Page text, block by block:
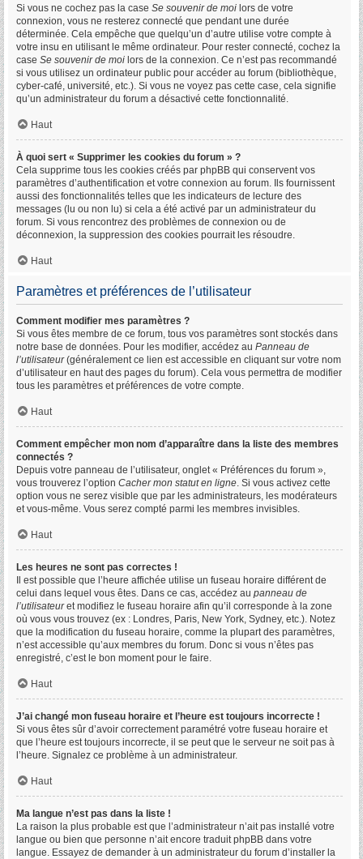
Si vous ne cochez pas la case Se souvenir de moi lors de votre
connexion, vous ne resterez connecté que pendant une durée
déterminée. Cela empêche que quelqu’un d’autre utilise votre compte à
votre insu en utilisant le même ordinateur. Pour rester connecté, cochez la
case Se souvenir de moi lors de la connexion. Ce n’est pas recommandé
si vous utilisez un ordinateur public pour accéder au forum (bibliothèque,
cyber-café, université, etc.). Si vous ne voyez pas cette case, cela signifie
qu’un administrateur du forum a désactivé cette fonctionnalité.
Haut
À quoi sert « Supprimer les cookies du forum » ?
Cela supprime tous les cookies créés par phpBB qui conservent vos
paramètres d’authentification et votre connexion au forum. Ils fournissent
aussi des fonctionnalités telles que les indicateurs de lecture des
messages (lu ou non lu) si cela a été activé par un administrateur du
forum. Si vous rencontrez des problèmes de connexion ou de
déconnexion, la suppression des cookies pourrait les résoudre.
Haut
Paramètres et préférences de l’utilisateur
Comment modifier mes paramètres ?
Si vous êtes membre de ce forum, tous vos paramètres sont stockés dans
notre base de données. Pour les modifier, accédez au Panneau de
l’utilisateur(généralement ce lien est accessible en cliquant sur votre nom
d’utilisateur en haut des pages du forum). Cela vous permettra de modifier
tous les paramètres et préférences de votre compte.
Haut
Comment empêcher mon nom d’apparaître dans la liste des membres
connectés ?
Depuis votre panneau de l’utilisateur, onglet « Préférences du forum »,
vous trouverez l’option Cacher mon statut en ligne. Si vous activez cette
option vous ne serez visible que par les administrateurs, les modérateurs
et vous-même. Vous serez compté parmi les membres invisibles.
Haut
Les heures ne sont pas correctes !
Il est possible que l’heure affichée utilise un fuseau horaire différent de
celui dans lequel vous êtes. Dans ce cas, accédez au panneau de
l’utilisateuret modifiez le fuseau horaire afin qu’il corresponde à la zone
où vous vous trouvez (ex : Londres, Paris, New York, Sydney, etc.). Notez
que la modification du fuseau horaire, comme la plupart des paramètres,
n’est accessible qu’aux membres du forum. Donc si vous n’êtes pas
enregistré, c’est le bon moment pour le faire.
Haut
J’ai changé mon fuseau horaire et l’heure est toujours incorrecte !
Si vous êtes sûr d’avoir correctement paramétré votre fuseau horaire et
que l’heure est toujours incorrecte, il se peut que le serveur ne soit pas à
l’heure. Signalez ce problème à un administrateur.
Haut
Ma langue n’est pas dans la liste !
La raison la plus probable est que l’administrateur n’ait pas installé votre
langue ou bien que personne n’ait encore traduit phpBB dans votre
langue. Essayez de demander à un administrateur du forum d’installer la